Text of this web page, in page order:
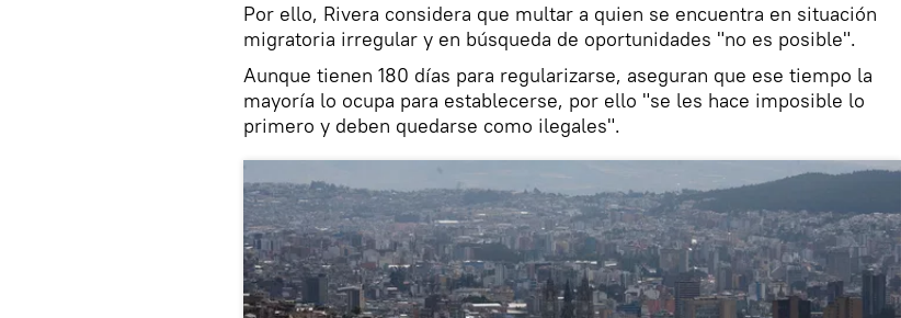
Por ello, Rivera considera que multar a quien se encuentra en situación
migratoria irregular y en búsqueda de oportunidades "no es posible".
Aunque tienen 180 días para regularizarse, aseguran que ese tiempo la
mayoría lo ocupa para establecerse, por ello "se les hace imposible lo
primero y deben quedarse como ilegales".